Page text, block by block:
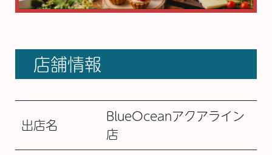
店舗情報
出店名
BlueOceanアクアライン
店